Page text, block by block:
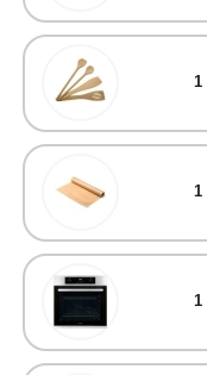
1
1
1